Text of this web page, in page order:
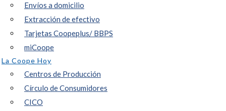
Envíos a domicilio
Extracción de efectivo
Tarjetas Coopeplus/ BBPS
miCoope
La Coope Hoy
Centros de Producción
Círculo de Consumidores
CICO